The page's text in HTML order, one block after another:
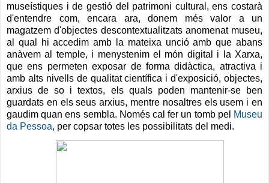
museístiques i de gestió del patrimoni cultural, ens costarà
d'entendre com, encara ara, donem més valor a un
magatzem d'objectes descontextualitzats anomenat museu,
al qual hi accedim amb la mateixa unció amb que abans
anàvem al temple, i menystenim el món digital i la Xarxa,
que ens permeten exposar de forma didàctica, atractiva i
amb alts nivells de qualitat científica i d'exposició, objectes,
arxius de so i textos, els quals poden mantenir-se ben
guardats en els seus arxius, mentre nosaltres els usem i en
gaudim quan ens sembla. Només cal fer un tomb pel Museu
da Pessoa, per copsar totes les possibilitats del medi.